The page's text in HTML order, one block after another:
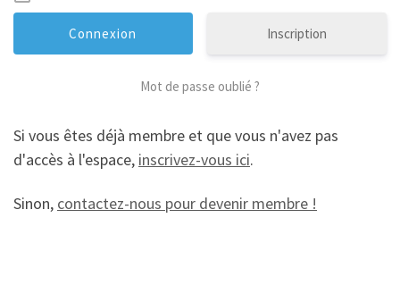
Inscription
Mot de passe oublié ?
Si vous êtes déjà membre et que vous n'avez pas
d'accès à l'espace, inscrivez-vous ici.
Sinon, contactez-nous pour devenir membre !